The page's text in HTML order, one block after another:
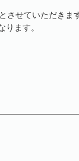
させていただきます
ます。